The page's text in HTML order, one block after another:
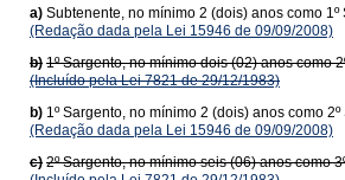
a) Subtenente, no mínimo 2 (dois) anos como 1º
(Redação dada pela Lei 15946 de 09/09/2008)
b) 1º Sargento, no mínimo dois (02) anos como
(Incluído pela Lei 7821 de 29/12/1983)
b) 1º Sargento, no mínimo 2 (dois) anos como
(Redação dada pela Lei 15946 de 09/09/2008)
c) 2º Sargento, no mínimo seis (06) anos como